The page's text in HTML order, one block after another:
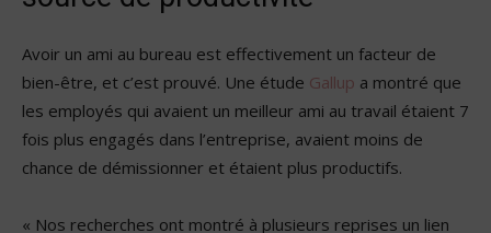
Avoir un ami au bureau est effectivement un facteur de
bien-être, et c’est prouvé. Une étude Gallup a montré que
les employés qui avaient un meilleur ami au travail étaient 7
fois plus engagés dans l’entreprise, avaient moins de
chance de démissionner et étaient plus productifs.
« Nos recherches ont montré à plusieurs reprises un lien